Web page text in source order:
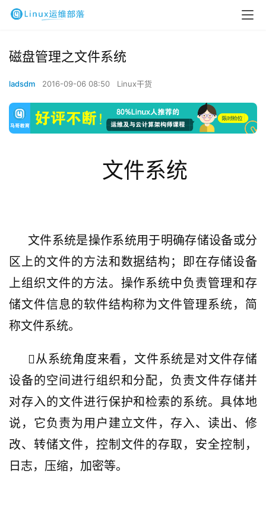
磁盘管理之文件系统
ladsdm 2016-09-06 08:50 Linux干货
文件系统
文件系统是操作系统用于明确存储设备或分
区上的文件的方法和数据结构；即在存储设备
上组织文件的方法。操作系统中负责管理和存
储文件信息的软件结构称为文件管理系统，简
称文件系统。
从系统角度来看，文件系统是对文件存储
设备的空间进行组织和分配，负责文件存储并
对存入的文件进行保护和检索的系统。具体地
说，它负责为用户建立文件，存入、读出、修
改、转储文件，控制文件的存取，安全控制，
日志，压缩，加密等。